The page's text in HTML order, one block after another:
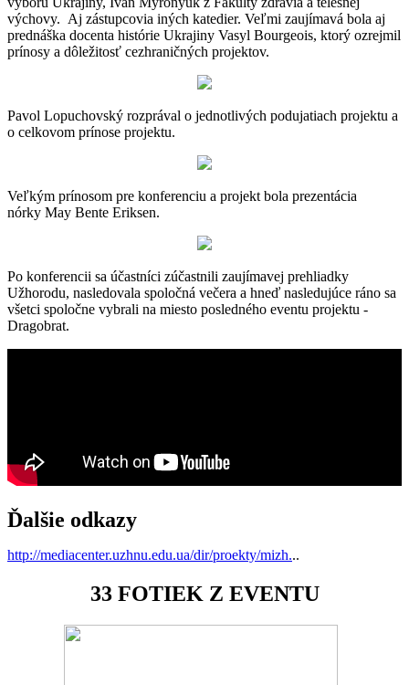
výchovy. Aj zástupcovia iných katedier. Veľmi zaujímavá bola aj
prednáška docenta histórie Ukrajiny Vasyl Bourgeois, ktorý ozrejmil
prínosy a dôležitosť cezhraničných projektov.
Pavol Lopuchovský rozprával o jednotlivých podujatiach projektu a
o celkovom prínose projektu.
Veľkým prínosom pre konferenciu a projekt bola prezentácia
nórky May Bente Eriksen.
Po konferencii sa účastníci zúčastnili zaujímavej prehliadky
Užhorodu, nasledovala spoločná večera a hneď nasledujúce ráno sa
všetci spoločne vybrali na miesto posledného eventu projektu -
Dragobrat.
Ďalšie odkazy
http://mediacenter.uzhnu.edu.ua/dir/proekty/mizh...
33FOTIEK Z EVENTU